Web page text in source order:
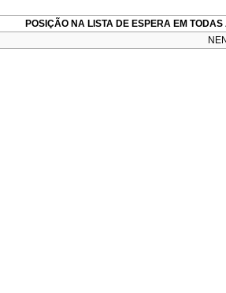
POSIÇÃO NA LISTA DE ESPERA EM